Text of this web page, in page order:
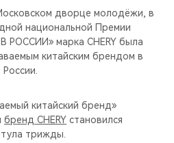
дворце молодёжи, в
национальной Премии
марка CHERY была
китайским брендом в
России.
китайский бренд»
бренд CHERY становился
трижды.